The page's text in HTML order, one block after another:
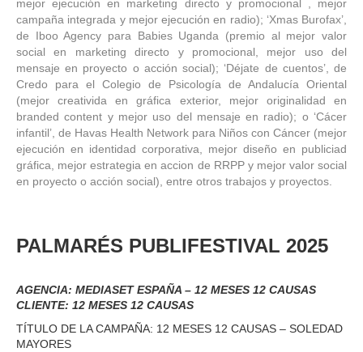
mejor ejecución en marketing directo y promocional , mejor
campaña integrada y mejor ejecución en radio); ‘Xmas Burofax’,
de Iboo Agency para Babies Uganda (premio al mejor valor
social en marketing directo y promocional, mejor uso del
mensaje en proyecto o acción social); ‘Déjate de cuentos’, de
Credo para el Colegio de Psicología de Andalucía Oriental
(mejor creativida en gráfica exterior, mejor originalidad en
branded content y mejor uso del mensaje en radio); o ‘Cácer
infantil’, de Havas Health Network para Niños con Cáncer (mejor
ejecución en identidad corporativa, mejor diseño en publiciad
gráfica, mejor estrategia en accion de RRPP y mejor valor social
en proyecto o acción social), entre otros trabajos y proyectos.
PALMARÉS PUBLIFESTIVAL 2025
AGENCIA: MEDIASET ESPAÑA – 12 MESES 12 CAUSAS
CLIENTE: 12 MESES 12 CAUSAS
TÍTULO DE LA CAMPAÑA: 12 MESES 12 CAUSAS – SOLEDAD
MAYORES